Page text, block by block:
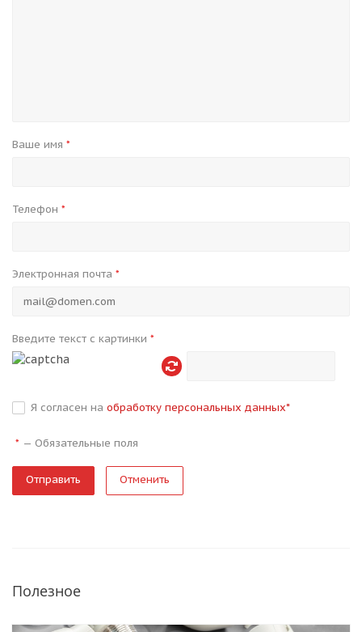
Ваше имя *
Телефон *
Электронная почта *
Введите текст с картинки *
Я согласен на обработку персональных данных*
* — Обязательные поля
Отменить
Полезное